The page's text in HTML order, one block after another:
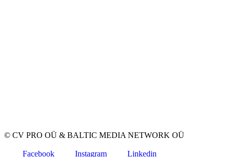
© CV PRO OÜ & BALTIC MEDIA NETWORK OÜ
Facebook Instagram Linkedin